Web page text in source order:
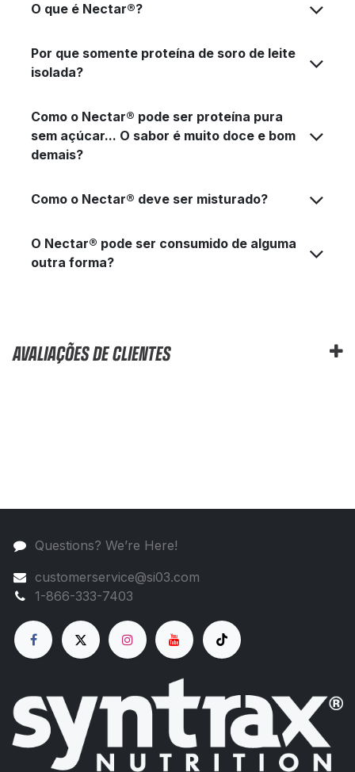
O que é Nectar®?
Por que somente proteína de soro de leite
isolada?
Como o Nectar® pode ser proteína pura
sem açúcar... O sabor é muito doce e bom
demais?
Como o Nectar® deve ser misturado?
O Nectar® pode ser consumido de alguma
outra forma?
AVALIAÇÕES DE CLIENTES
Questions? We’re Here!
customerservice@si03.com
1-866-333-7403